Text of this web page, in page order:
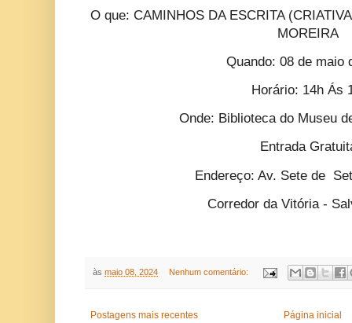
O que: CAMINHOS DA ESCRITA
MOREIRA
Quando: 08 de maio
Horário: 14h Ás
Onde: Biblioteca do Museu
Entrada
Endereço: Av. Sete de
Corredor da Vitória -
às maio 08, 2024 Nenhum comentário:
Postagens mais recentes Página inicial